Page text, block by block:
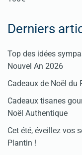
Derniers
Top des idées
Nouvel An 2026
Cadeaux de Noël du
Cadeaux tisanes
Noël Authentique
Cet été, éveillez vos
Plantin !